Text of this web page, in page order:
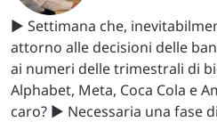
▶️ Settimana che,
attorno alle decisioni delle
ai numeri delle trimestrali di
Alphabet, Meta, Coca Cola e
caro? ▶️ Necessaria una fase